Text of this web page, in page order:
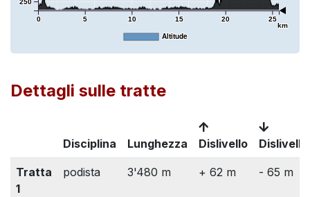
0 5 10 15 20 25
km
250
Altitude
Dettagli sulle tratte
Disciplina Lunghezza Dislivello Dislivello
Tratta
1
podista 3'480 m + 62 m - 65 m